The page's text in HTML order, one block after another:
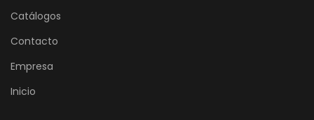
Catálogos
Contacto
Empresa
Inicio